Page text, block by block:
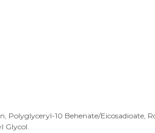
Polyglyceryl-10 Behenate/
Glycol.